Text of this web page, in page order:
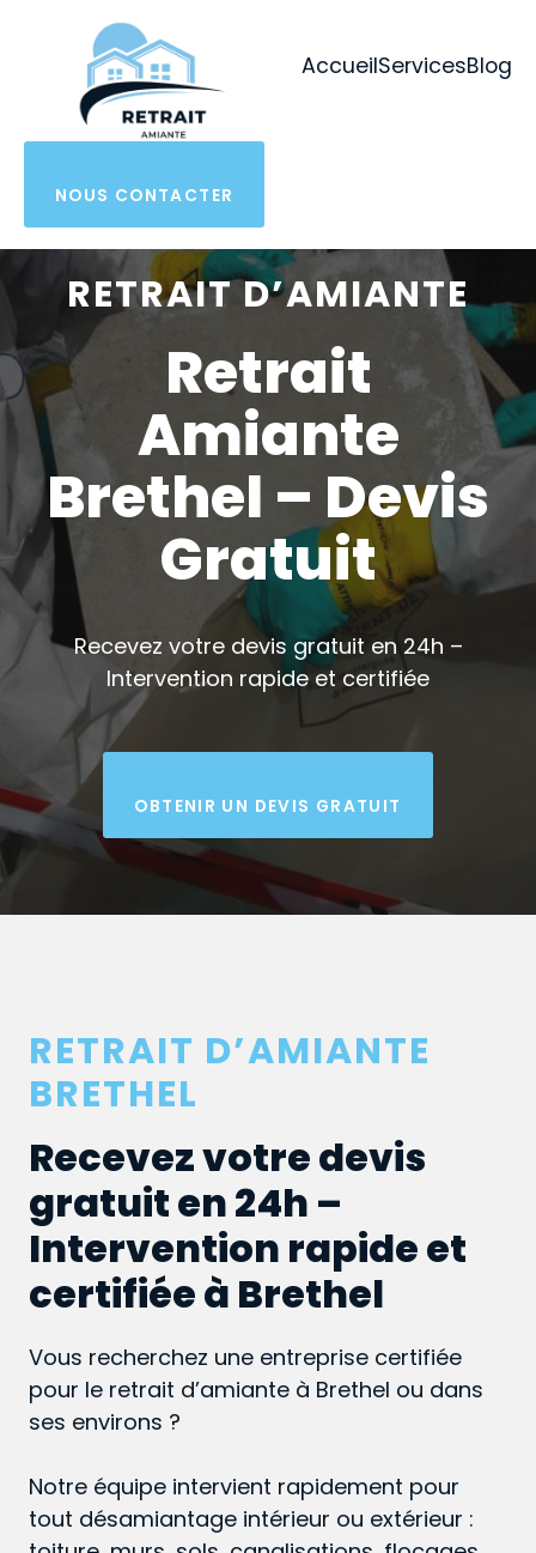
AccueilServicesBlog
NOUS CONTACTER
RETRAIT D’AMIANTE
Retrait
Amiante
Brethel – Devis
Gratuit
Recevez votre devis gratuit en 24h –
Intervention rapide et certifiée
OBTENIR UN DEVIS GRATUIT
RETRAIT D’AMIANTE
BRETHEL
Recevez votre devis
gratuit en 24h –
Intervention rapide et
certifiée à Brethel
Vous recherchez une entreprise certifiée
pour le retrait d’amiante à Brethel ou dans
ses environs ?
Notre équipe intervient rapidement pour
tout désamiantage intérieur ou extérieur :